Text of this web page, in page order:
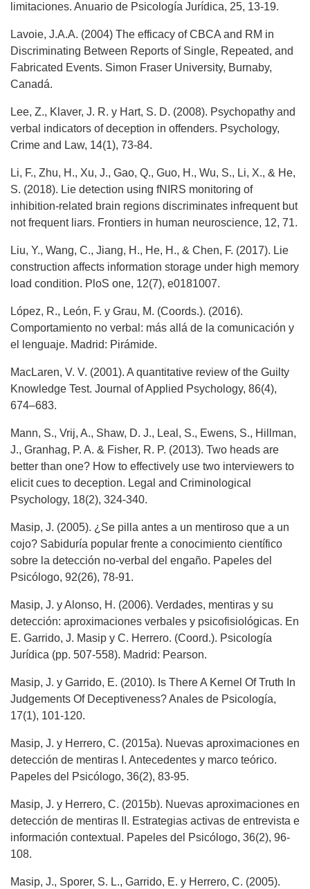
limitaciones. Anuario de Psicología Jurídica, 25, 13-19.
Lavoie, J.A.A. (2004) The efficacy of CBCA and RM in
Discriminating Between Reports of Single, Repeated, and
Fabricated Events. Simon Fraser University, Burnaby,
Canadá.
Lee, Z., Klaver, J. R. y Hart, S. D. (2008). Psychopathy and
verbal indicators of deception in offenders. Psychology,
Crime and Law, 14(1), 73-84.
Li, F., Zhu, H., Xu, J., Gao, Q., Guo, H., Wu, S., Li, X., & He,
S. (2018). Lie detection using fNIRS monitoring of
inhibition-related brain regions discriminates infrequent but
not frequent liars. Frontiers in human neuroscience, 12, 71.
Liu, Y., Wang, C., Jiang, H., He, H., & Chen, F. (2017). Lie
construction affects information storage under high memory
load condition. PloS one, 12(7), e0181007.
López, R., León, F. y Grau, M. (Coords.). (2016).
Comportamiento no verbal: más allá de la comunicación y
el lenguaje. Madrid: Pirámide.
MacLaren, V. V. (2001). A quantitative review of the Guilty
Knowledge Test. Journal of Applied Psychology, 86(4),
674–683.
Mann, S., Vrij, A., Shaw, D. J., Leal, S., Ewens, S., Hillman,
J., Granhag, P. A. & Fisher, R. P. (2013). Two heads are
better than one? How to effectively use two interviewers to
elicit cues to deception. Legal and Criminological
Psychology, 18(2), 324-340.
Masip, J. (2005). ¿Se pilla antes a un mentiroso que a un
cojo? Sabiduría popular frente a conocimiento científico
sobre la detección no-verbal del engaño. Papeles del
Psicólogo, 92(26), 78-91.
Masip, J. y Alonso, H. (2006). Verdades, mentiras y su
detección: aproximaciones verbales y psicofisiológicas. En
E. Garrido, J. Masip y C. Herrero. (Coord.). Psicología
Jurídica (pp. 507-558). Madrid: Pearson.
Masip, J. y Garrido, E. (2010). Is There A Kernel Of Truth In
Judgements Of Deceptiveness? Anales de Psicología,
17(1), 101-120.
Masip, J. y Herrero, C. (2015a). Nuevas aproximaciones en
detección de mentiras I. Antecedentes y marco teórico.
Papeles del Psicólogo, 36(2), 83-95.
Masip, J. y Herrero, C. (2015b). Nuevas aproximaciones en
detección de mentiras II. Estrategias activas de entrevista e
información contextual. Papeles del Psicólogo, 36(2), 96-
108.
Masip, J., Sporer, S. L., Garrido, E. y Herrero, C. (2005).